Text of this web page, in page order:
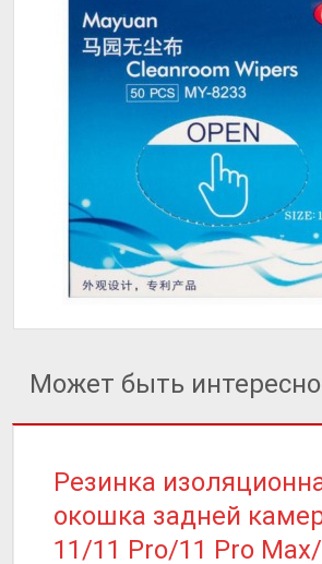
Может быть
Резинка
окошка задней
11/11 Pro/11 Pro